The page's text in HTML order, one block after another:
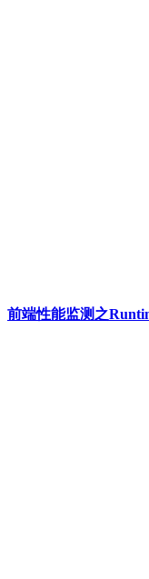
前端性能监测之